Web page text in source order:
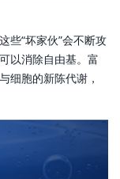
些“坏家伙”会不断攻
以消除自由基。富
细胞的新陈代谢，